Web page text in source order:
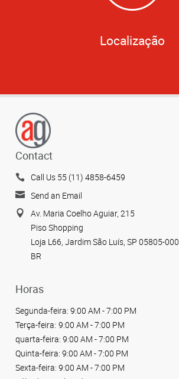
Localização
Contact
Call Us 55 (11) 4858-6459
Send an Email
Av. Maria Coelho Aguiar, 215
Piso Shopping
Loja L66, Jardim São Luís, SP 05805-000
BR
Horas
Segunda-feira: 9:00 AM - 7:00 PM
Terça-feira: 9:00 AM - 7:00 PM
quarta-feira: 9:00 AM - 7:00 PM
Quinta-feira: 9:00 AM - 7:00 PM
Sexta-feira: 9:00 AM - 7:00 PM